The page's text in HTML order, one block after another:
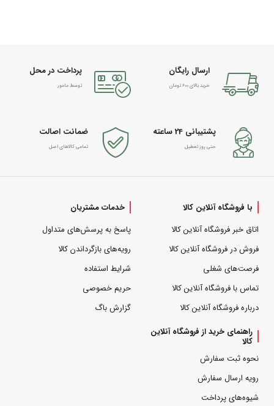
ارسال رایگان
خرید بالای 600 تومان
پرداخت در محل
توسط مامور
پشتیبانی 24 ساعته
حتی روز تعطیل
ضمانت اصالت
تمامی کالاهای اصل
با فروشگاه آنلاین کالا
اتاق خبر فروشگاه آنلاین کالا
فروش در فروشگاه آنلاین کالا
فرصت‌های شغلی
تماس با فروشگاه آنلاین کالا
درباره فروشگاه آنلاین کالا
خدمات مشتریان
پاسخ به پرسش‌های متداول
رویه‌های بازگرداندن کالا
شرایط استفاده
حریم خصوصی
گزارش باگ
راهنمای خرید از فروشگاه آنلاین
کالا
نحوه ثبت سفارش
رویه ارسال سفارش
شیوه‌های پرداخت